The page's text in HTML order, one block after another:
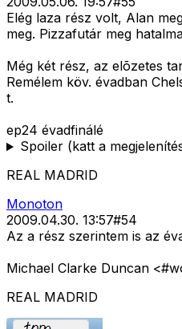
Elég laza rész volt, Alan
meg. Pizzafutár meg
Még két rész, az elõzetes
Remélem köv. évadban
t.
ep24 évadfinálé
Spoiler (katt a
REAL MADRID
Monoton
2009.04.30. 13:57#54
Az a rész szerintem is az
Michael Clarke Duncan
REAL MADRID